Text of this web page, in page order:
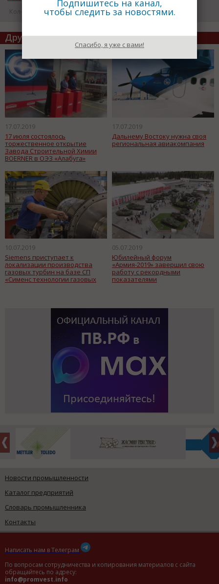
Кол-во просмотров: 12298
Другие статьи по теме
17.07.2019
17 июля состоялось
торжественное открытие
Завода Строительной Химии
BOERNER в ОЭЗ «Алабуга»
17.07.2019
Дальнему Востоку нужна своя
региональная авиакомпания
10.07.2019
Siemens приступает к
локализации производства
газовых турбин на базе СП
«Сименс технологии газовых
05.07.2019
Юбилейный форум
«Армия-2019» завершил свою
работу с рекордными
показателями
Новости промышленности
Каталог предприятий
Словарь промышленника
Контакты
Написать нам в Телеграм
По вопросам сотрудничества и копирования материалов с сайта
обращайтесь по адресу:
info@promvest.info
Подпишитесь на канал,
чтобы следить за новостями.
Спасибо, я уже с вами!